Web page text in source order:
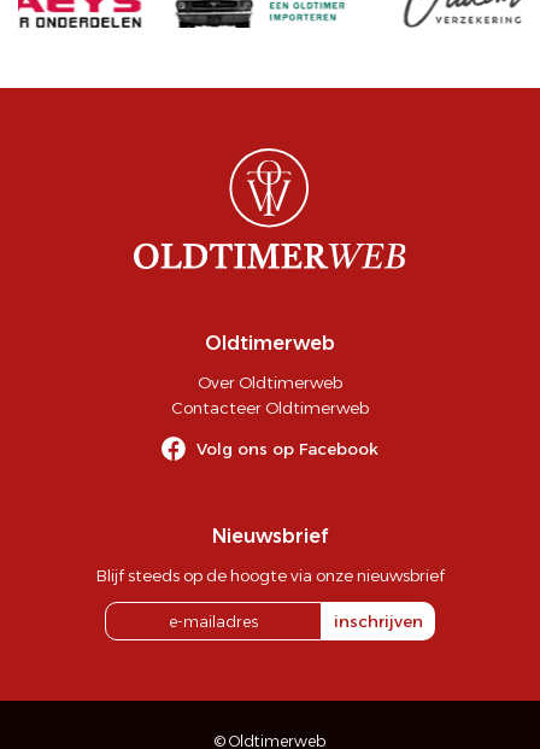
Oldtimerweb
Over Oldtimerweb
Contacteer Oldtimerweb
Volg ons op Facebook
Nieuwsbrief
Blijf steeds op de hoogte via onze nieuwsbrief
inschrijven
© Oldtimerweb